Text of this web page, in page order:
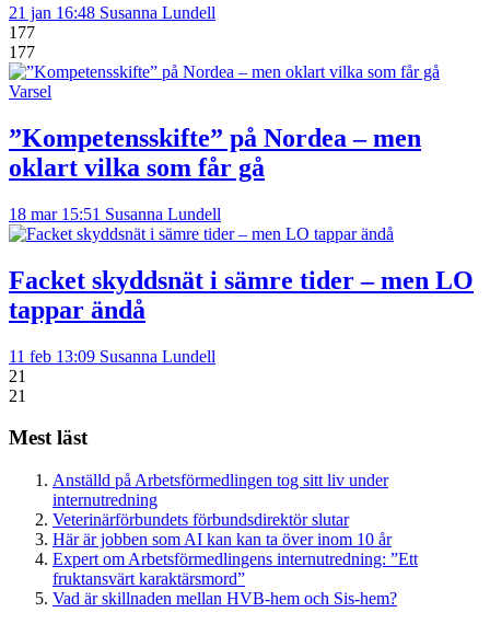
21 jan 16:48 Susanna Lundell
177
177
Varsel
”Kompetensskifte” på Nordea – men
oklart vilka som får gå
18 mar 15:51 Susanna Lundell
Facket skyddsnät i sämre tider – men LO
tappar ändå
11 feb 13:09 Susanna Lundell
21
21
Mest läst
Anställd på Arbetsförmedlingen tog sitt liv under
internutredning
Veterinärförbundets förbundsdirektör slutar
Här är jobben som AI kan kan ta över inom 10 år
Expert om Arbetsförmedlingens internutredning: ”Ett
fruktansvärt karaktärsmord”
Vad är skillnaden mellan HVB-hem och Sis-hem?